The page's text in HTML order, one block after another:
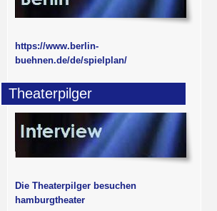
https://www.berlin-
buehnen.de/de/spielplan/
Theaterpilger
Die Theaterpilger besuchen
hamburgtheater